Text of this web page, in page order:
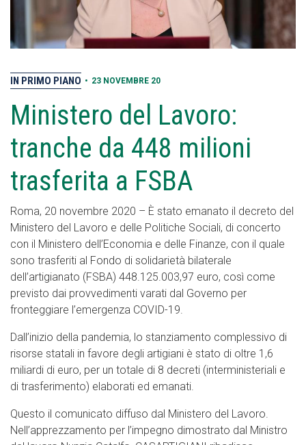
IN PRIMO PIANO • 23 NOVEMBRE 20
Ministero del Lavoro:
tranche da 448 milioni
trasferita a FSBA
Roma, 20 novembre 2020 – È stato emanato il decreto del
Ministero del Lavoro e delle Politiche Sociali, di concerto
con il Ministero dell’Economia e delle Finanze, con il quale
sono trasferiti al Fondo di solidarietà bilaterale
dell’artigianato (FSBA) 448.125.003,97 euro, così come
previsto dai provvedimenti varati dal Governo per
fronteggiare l’emergenza COVID-19.
Dall’inizio della pandemia, lo stanziamento complessivo di
risorse statali in favore degli artigiani è stato di oltre 1,6
miliardi di euro, per un totale di 8 decreti (interministeriali e
di trasferimento) elaborati ed emanati.
Questo il comunicato diffuso dal Ministero del Lavoro.
Nell’apprezzamento per l’impegno dimostrato dal Ministro